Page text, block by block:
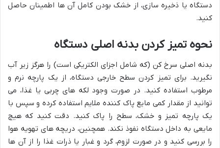
دستگاه یا ذخیره سازی، از خشک بودن کامل آن ها اطمینان حاصل
کنید.
نحوه تمیز کردن بدنه اصلی دستگاه
بدنه اصلی سرخ کن (که شامل اجزای الکتریکی است) را هرگز زیر آب
نگیرید. برای تمیز کردن سطح خارجی دستگاه، از یک پارچه نرم و
مرطوب استفاده کنید. در صورت وجود لکه های چربی یا غذا، می
توانید از مقدار کمی مایع پاک کننده ملایم استفاده کرده و سپس با
یک پارچه تمیز و خشک، سطح را پاک کنید. دقت کنید که هیچ
مایعی به داخل دستگاه نفوذ نکند. همچنین، دریچه های تهویه هوا
را بررسی کنید و در صورت لزوم، گرد و غبار یا ذرات غذا را از آن ها